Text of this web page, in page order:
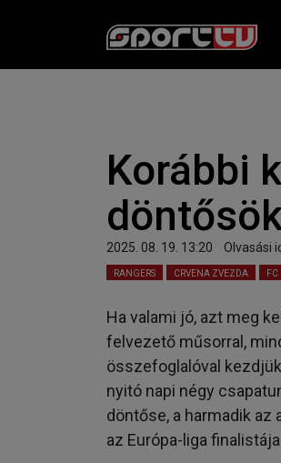
Korábbi
2025. 08. 19. 13:20 Olvasási
RANGERS CRVENA ZVEZDA FC
Ha valami jó, azt meg
felvezető műsorral,
összefoglalóval
nyitó napi négy
döntőse, a harmadik az
az Európa-liga